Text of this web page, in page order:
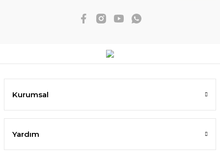
Kurumsal
Yardım